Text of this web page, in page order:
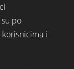
po
i